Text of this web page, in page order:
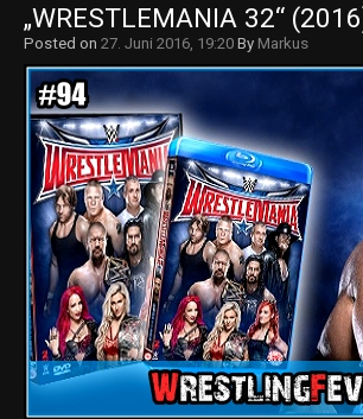
„WRESTLEMANIA 32“
Posted on 27. Juni 2016, 19:20 By Markus